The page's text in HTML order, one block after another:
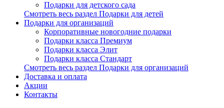
Подарки для детского сада
Смотреть весь раздел Подарки для детей
Подарки для организаций
Корпоративные новогодние подарки
Подарки класса Премиум
Подарки класса Элит
Подарки класса Стандарт
Смотреть весь раздел Подарки для организаций
Доставка и оплата
Акции
Контакты